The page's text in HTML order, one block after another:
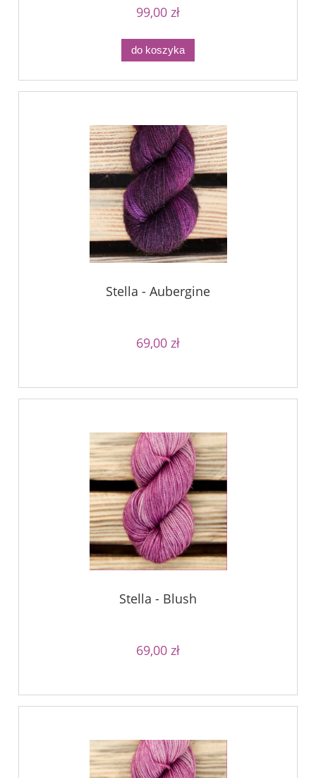
99,00 zł
do koszyka
Stella - Aubergine
69,00 zł
Stella - Blush
69,00 zł